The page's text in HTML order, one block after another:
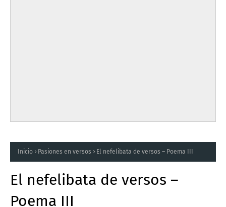
Inicio Pasiones en versos El nefelibata de versos – Poema III
El nefelibata de versos –
Poema III